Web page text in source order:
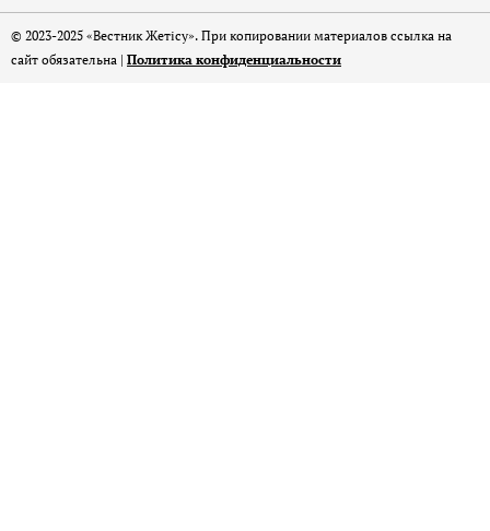
© 2023-2025 «Вестник Жетісу». При копировании материалов ссылка на
сайт обязательна | Политика конфиденциальности